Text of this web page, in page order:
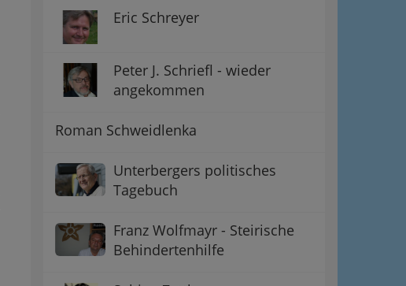
Eric Schreyer
Peter J. Schriefl - wieder
angekommen
Roman Schweidlenka
Unterbergers politisches
Tagebuch
Franz Wolfmayr - Steirische
Behindertenhilfe